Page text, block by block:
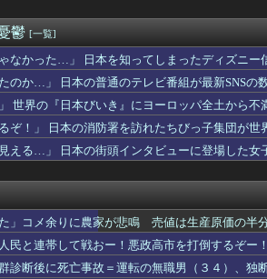
【珍百景】
かずに墜落してしまう。
・・・
いって・・・ガチでエグいって・・・
呼んでない集まりに迷惑仲間を連れてくる...
、あのトラブルについて言及
た母。娘の私が『自分の幸せを考えて』と伝...
くる旦那がうざい。結婚してもう６年にもな...
つ画像データ１０点を所持 「全米行方不明...
かヤバい
シートを二度見した」値上げで買うのを...
になったこともある
まで徒歩30秒」
解き放たれる
れ
鬱 [一覧]
なかった…」 日本を知ってしまったディズニー
のか…」 日本の普通のテレビ番組が最新SNSの
世界の『日本びいき』にヨーロッパ全土から不
ぞ！」 日本の消防署を訪れたちびっ子集団が世
える…」 日本の街頭インタビューに登場した女
た」コメ余りに農家が悲鳴 売値は生産原価の
民と連帯して戦おー！悪政高市を打倒するぞー！
診断後に死亡事故＝運転の無職男（３４）、